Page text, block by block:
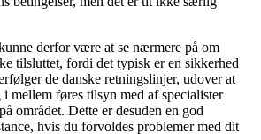
derfor være at se nærmere på om
tilsluttet, fordi det typisk er en sikkerhed
de danske retningslinjer, udover at
i mellem føres tilsyn med af specialister
området. Dette er desuden en god
hvis du forvoldes problemer med dit